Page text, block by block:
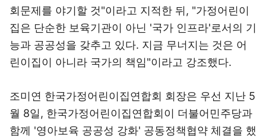
회문제를 야기할 것"이라고 지적한 뒤, "가정어린이
집은 단순한 보육기관이 아닌 '국가 인프라'로서의 기
능과 공공성을 갖추고 있다. 지금 무너지는 것은 어
린이집이 아니라 국가의 책임"이라고 강조했다.
조미연 한국가정어린이집연합회 회장은 우선 지난 5
월 8일, 한국가정어린이집연합회이 더불어민주당과
함께 '영아보육 공공성 강화' 공동정책협약 체결을 했